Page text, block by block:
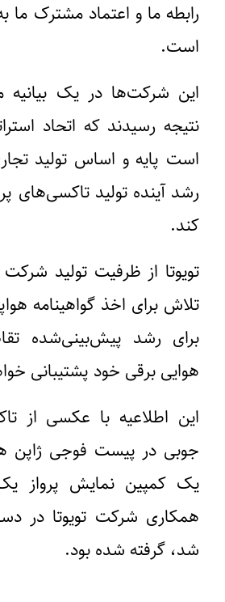
رابطه ما و اعتماد مشترک
است.
این شرکت‌ها در یک بیانیه
نتیجه رسیدند که اتحاد
است پایه و اساس تولید
رشد آینده تولید تاکسی‌های
کند.
تویوتا از ظرفیت تولید
تلاش برای اخذ گواهینامه
برای رشد پیش‌بینی‌شده
هوایی برقی خود پشتیبانی
این اطلاعیه با عکسی از
جوبی در پیست فوجی ژاپن
یک کمپین نمایش پرواز
شد، گرفته شده بود.